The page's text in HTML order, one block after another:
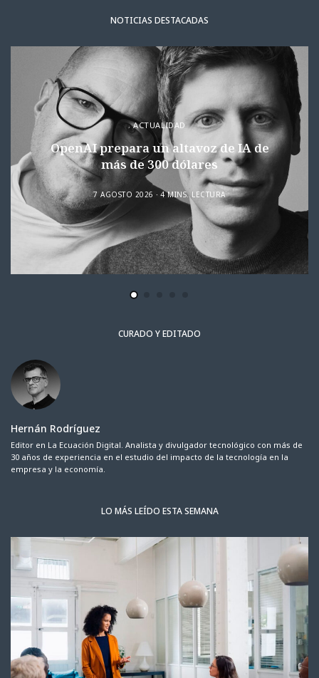
NOTICIAS DESTACADAS
ACTUALIDAD
OpenAI prepara un altavoz de IA de
más de 300 dólares
7 AGOSTO 2026 4 MINS. LECTURA
CURADO Y EDITADO
Hernán Rodríguez
Editor en La Ecuación Digital. Analista y divulgador tecnológico con más de
30 años de experiencia en el estudio del impacto de la tecnología en la
empresa y la economía.
LO MÁS LEÍDO ESTA SEMANA